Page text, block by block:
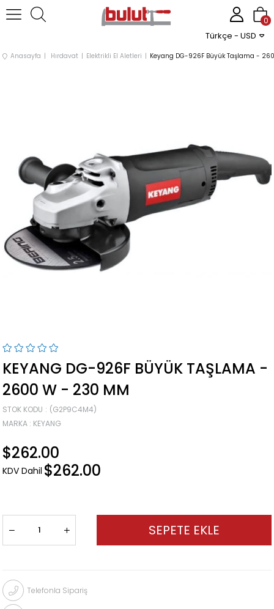
Türkçe - USD
0
Anasayfa Hırdavat Elektrikli El Aletleri Keyang DG-926F Büyük Taşlama -
KEYANG DG-926F BÜYÜK TAŞLAMA -
2600 W - 230 MM
STOK KODU
(G2P9C4M4)
MARKA : KEYANG
$262.00
KDV Dahil $262.00
Telefonla Sipariş